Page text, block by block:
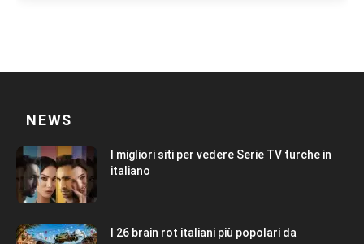
NEWS
I migliori siti per vedere Serie TV turche in
italiano
I 26 brain rot italiani più popolari da